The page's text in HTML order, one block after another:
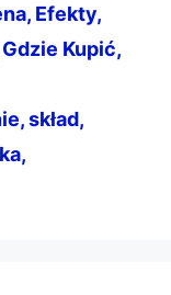
Efekty,
Kupić,
skład,